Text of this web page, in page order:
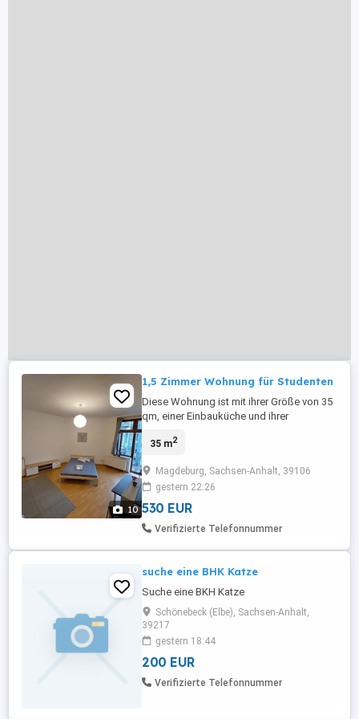
10
1,5 Zimmer Wohnung für Studenten
Diese Wohnung ist mit ihrer Größe von 35
qm, einer Einbauküche und ihrer
geeignet. Zur Uni benötigt ihr mit dem
Straßenbahn auch nur 10 Minuten. Zum
Edeka 5 Minuten mit dem Fahrrad.
Ausstattung: - Großes Doppelbett -
35 m2
Magdeburg, Sachsen-Anhalt, 39106
gestern 22:26
530 EUR
Verifizierte Telefonnummer
suche eine BHK Katze
Suche eine BKH Katze
Schönebeck (Elbe), Sachsen-Anhalt,
39217
gestern 18:44
200 EUR
Verifizierte Telefonnummer